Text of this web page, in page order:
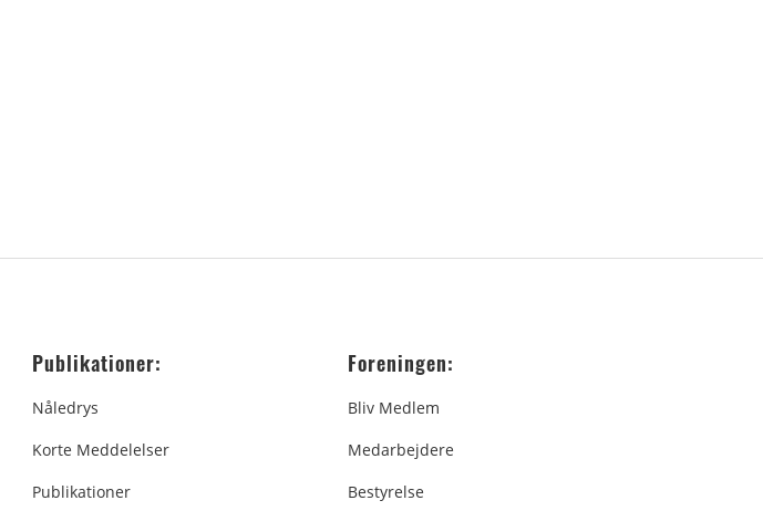
Publikationer:
Nåledrys
Korte Meddelelser
Publikationer
Foreningen:
Bliv Medlem
Medarbejdere
Bestyrelse